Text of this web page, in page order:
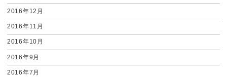
2016年12月
2016年11月
2016年10月
2016年9月
2016年7月